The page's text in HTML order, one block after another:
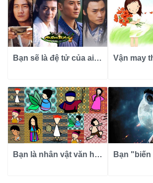
Bạn sẽ là đệ tử của ai trong Thiên Long Bát Bộ?
Bạn là nhân vật văn học Việt Nam nào?